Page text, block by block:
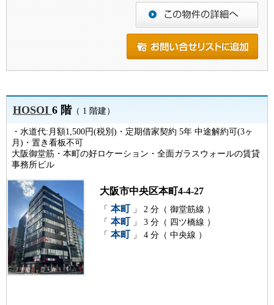
HOSOI6 階（ 1 階建）
・水道代:月額1,500円(税別)・定期借家契約 5年 中途解約可(3ヶ
月)・置き看板不可
大阪御堂筋・本町の好ロケーション・全面ガラスウォールの賃貸
事務所ビル
大阪市中央区本町4-4-27
「 本町 」 2 分（ 御堂筋線 ）
「 本町 」 3 分（ 四ツ橋線 ）
「 本町 」 4 分（ 中央線 ）